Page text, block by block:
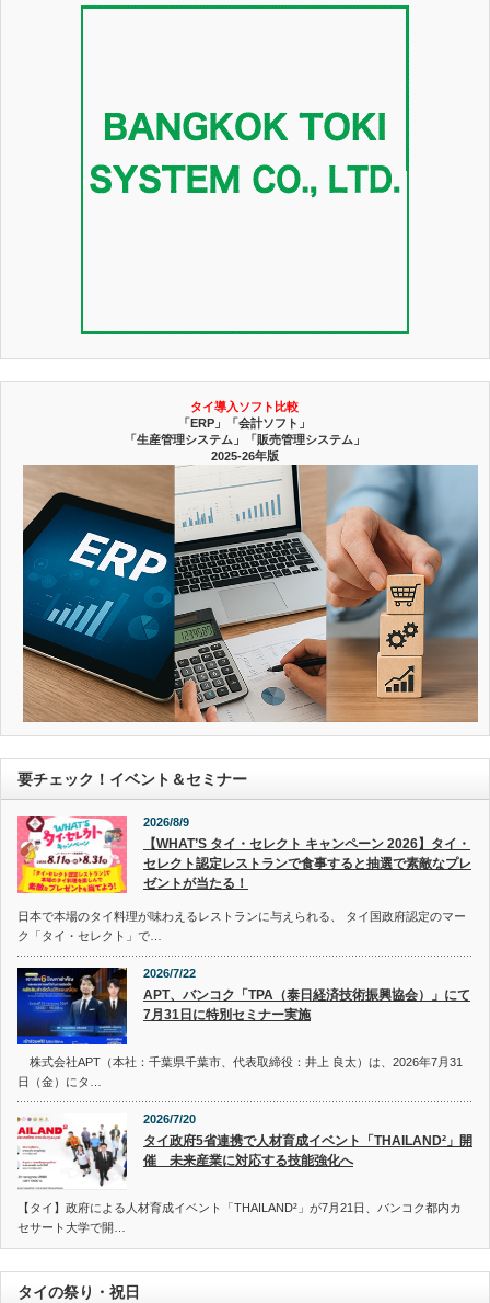
タイ導入ソフト比較
「ERP」「会計ソフト」
「生産管理システム」「販売管理システム」
2025-26年版
要チェック！イベント＆セミナー
2026/8/9
【WHAT’S タイ・セレクト キャンペーン 2026】タイ・
セレクト認定レストランで食事すると抽選で素敵なプレ
ゼントが当たる！
日本で本場のタイ料理が味わえるレストランに与えられる、 タイ国政府認定のマー
ク「タイ・セレクト」で…
2026/7/22
APT、バンコク「TPA（泰日経済技術振興協会）」にて
7月31日に特別セミナー実施
株式会社APT（本社：千葉県千葉市、代表取締役：井上 良太）は、2026年7月31
日（金）にタ…
2026/7/20
タイ政府5省連携で人材育成イベント「THAILAND²」開
催 未来産業に対応する技能強化へ
【タイ】政府による人材育成イベント「THAILAND²」が7月21日、バンコク都内カ
セサート大学で開…
タイの祭り・祝日